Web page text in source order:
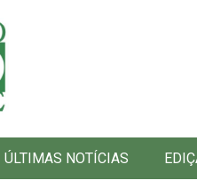
ÚLTIMAS NOTÍCIAS